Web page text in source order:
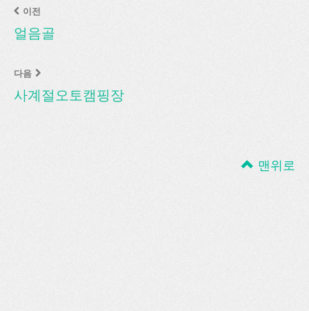
이전
얼음골
다음
사계절오토캠핑장
맨위로